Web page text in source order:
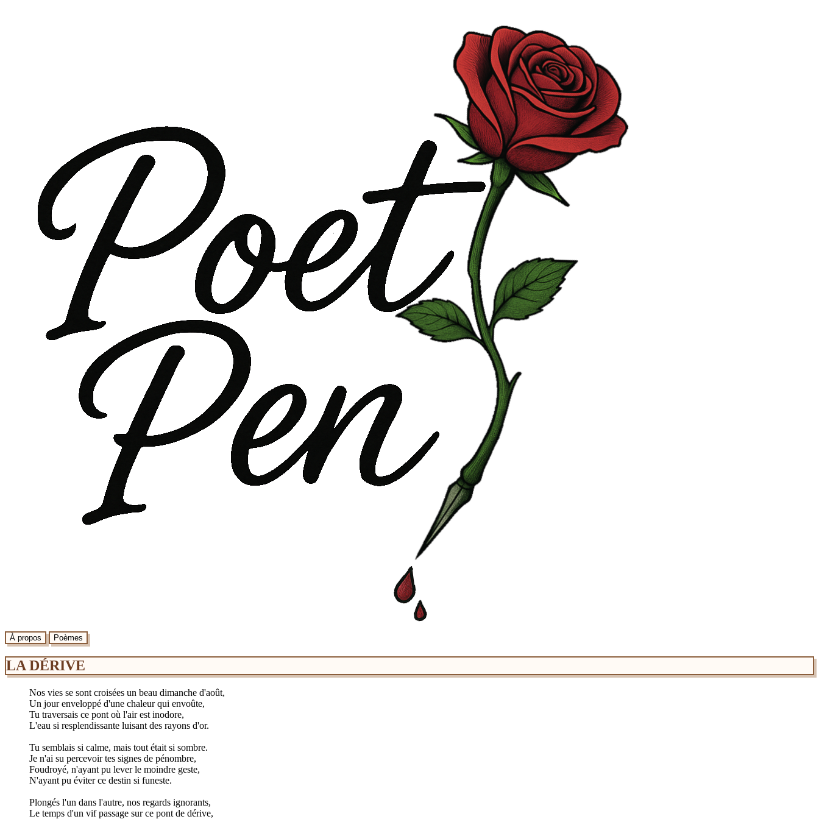
À propos Poèmes
LA DÉRIVE
Nos vies se sont croisées un beau dimanche d'août,
Un jour enveloppé d'une chaleur qui envoûte,
Tu traversais ce pont où l'air est inodore,
L'eau si resplendissante luisant des rayons d'or.
Tu semblais si calme, mais tout était si sombre.
Je n'ai su percevoir tes signes de pénombre,
Foudroyé, n'ayant pu lever le moindre geste,
N'ayant pu éviter ce destin si funeste.
Plongés l'un dans l'autre, nos regards ignorants,
Le temps d'un vif passage sur ce pont de dérive,